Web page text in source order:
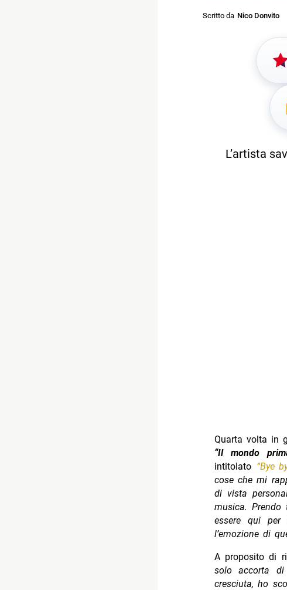
Scritto da Nico Donvito
L’artista
Quarta volta in
“Il mondo
intitolato “Bye
cose che mi
di vista
musica.
essere qui
l’emozione di
A proposito di
solo accorta
cresciuta, ho